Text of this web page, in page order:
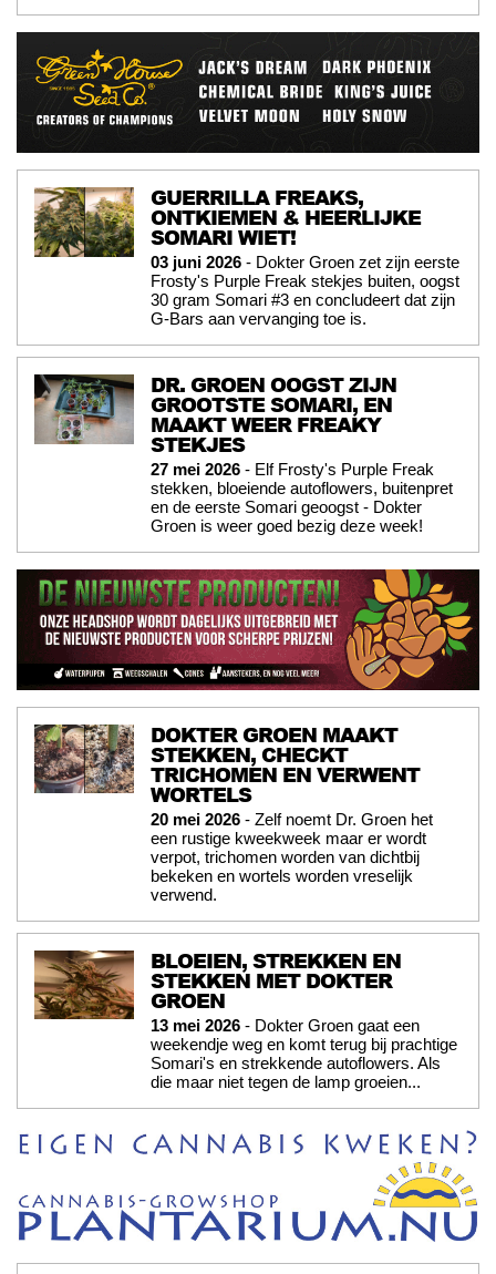
GUERRILLA FREAKS,
ONTKIEMEN & HEERLIJKE
SOMARI WIET!
03 juni 2026 - Dokter Groen zet zijn eerste
Frosty's Purple Freak stekjes buiten, oogst
30 gram Somari #3 en concludeert dat zijn
G-Bars aan vervanging toe is.
DR. GROEN OOGST ZIJN
GROOTSTE SOMARI, EN
MAAKT WEER FREAKY
STEKJES
27 mei 2026 - Elf Frosty's Purple Freak
stekken, bloeiende autoflowers, buitenpret
en de eerste Somari geoogst - Dokter
Groen is weer goed bezig deze week!
DOKTER GROEN MAAKT
STEKKEN, CHECKT
TRICHOMEN EN VERWENT
WORTELS
20 mei 2026 - Zelf noemt Dr. Groen het
een rustige kweekweek maar er wordt
verpot, trichomen worden van dichtbij
bekeken en wortels worden vreselijk
verwend.
BLOEIEN, STREKKEN EN
STEKKEN MET DOKTER
GROEN
13 mei 2026 - Dokter Groen gaat een
weekendje weg en komt terug bij prachtige
Somari's en strekkende autoflowers. Als
die maar niet tegen de lamp groeien...